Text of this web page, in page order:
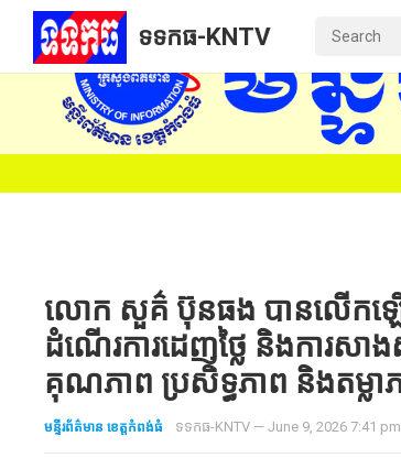
ទទកធ-KNTV
លោក សួគ៌ ប៊ុនធង បានលើកឡើង
ដំណើរការដេញថ្លៃ និងការ
គុណភាព ប្រសិទ្ធភាព និងតម្លា
មន្ទីរព័ត៌មាន ខេត្តកំពង់ធំ ទទកធ-KNTV —June 9, 2026 7:41 pm